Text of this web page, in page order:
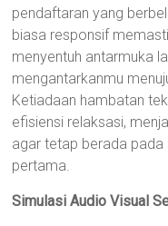
pendaftaran yang
biasa responsif
menyentuh antarmuka
mengantarkanmu
Ketiadaan hambatan
efisiensi relaksasi,
agar tetap berada pada
pertama.
Simulasi Audio Visual